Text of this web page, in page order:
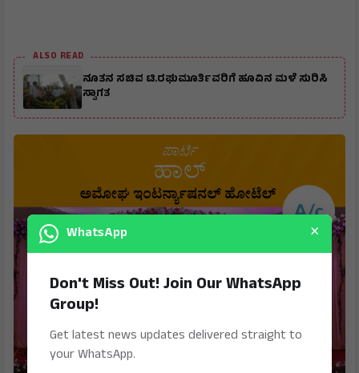
ALSO READ
ನೂತನ ಸಚಿವ ಟಿ.ರಘುಮೂರ್ತಿವರಿಗೆ ಹೂವಿನ ಮಳೆ ಸುರಿಸಿ
ಸ್ವಾಗತ
WhatsApp ×
Don't Miss Out! Join Our WhatsApp
Group!
Get latest news updates delivered straight to
your WhatsApp.